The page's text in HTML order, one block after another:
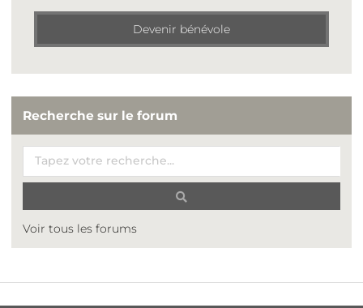
Devenir bénévole
Recherche sur le forum
Voir tous les forums